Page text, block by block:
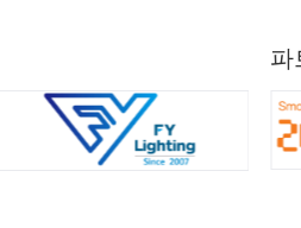
파